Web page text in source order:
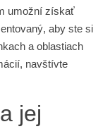
umožní získať
aby ste si
a oblastiach
navštívte
jej